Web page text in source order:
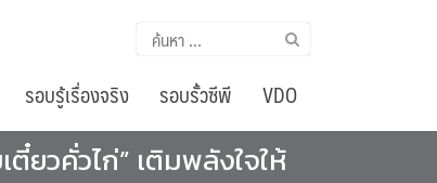
ค้นหา
รอบรู้เรื่องจริง รอบรั้วซีพี VDO
ยวคั่วไก่” เติมพลังใจให้